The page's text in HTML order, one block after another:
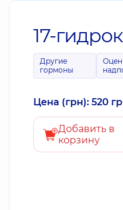
17-
Другие
гормоны
Цена (грн): 520
Добавить в
корзину